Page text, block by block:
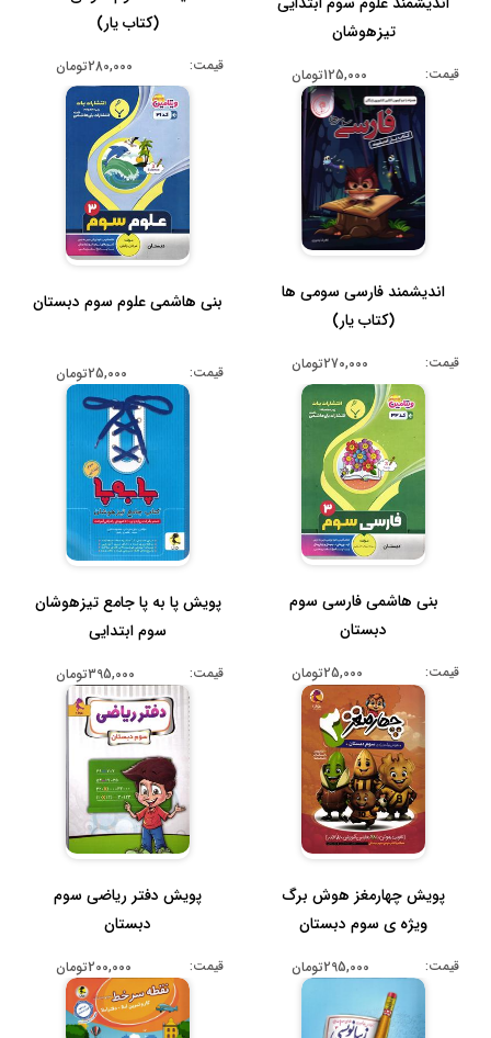
تیزهوشان
قیمت: 125,000تومان
(کتاب یار)
قیمت: 280,000تومان
اندیشمند فارسی سومی ها
(کتاب یار)
قیمت: 270,000تومان
بنی هاشمی علوم سوم دبستان
قیمت: 25,000تومان
بنی هاشمی فارسی سوم
دبستان
قیمت: 25,000تومان
پویش پا به پا جامع تیزهوشان
سوم ابتدایی
قیمت: 395,000تومان
پویش چهارمغز هوش برگ
ویژه ی سوم دبستان
قیمت: 295,000تومان
پویش دفتر ریاضی سوم
دبستان
قیمت: 200,000تومان